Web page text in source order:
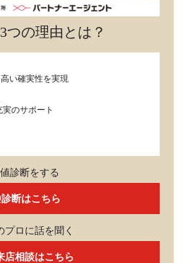
つの理由とは？
い確実性を実現
のサポート
診断をする
診断はこちら
プロに話を聞く
店相談はこちら